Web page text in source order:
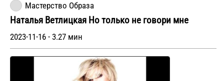
Мастерство Образа
Наталья Ветлицкая Но только не говори мне
2023-11-16 - 3.27 мин